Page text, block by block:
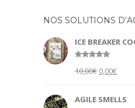
NOS SOLUTIONS
ICE BREAKER
out of 5
10,00€ Original
was:
0,00€
is:
AGILE SMELLS